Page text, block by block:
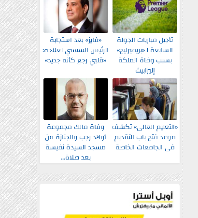
تأجيل مباريات الجولة
السابعة لـ«بريميرليج»
بسبب وفاة الملكة
إليزابيث
«فايز» بعد استجابة
الرئيس السيسي لعلاجه:
«قلبي رجع كأنه جديد»
«التعليم العالى» تكشف
موعد فتح باب التقديم
فى الجامعات الخاصة
وفاة مالك مجموعة
أولاد رجب والجنازة من
مسجد السيدة نفيسة
بعد صلاة...